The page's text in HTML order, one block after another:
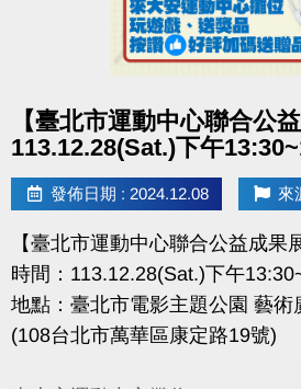
【臺北市運動中心聯合公
113.12.28(Sat.)下午
發佈日期 : 2024.12.08 來
【臺北市運動中心聯合公益成果
時間：113.12.28(Sat.)下午
地點：臺北市電影主題公園 藝術
(108台北市萬華區康定路19號)